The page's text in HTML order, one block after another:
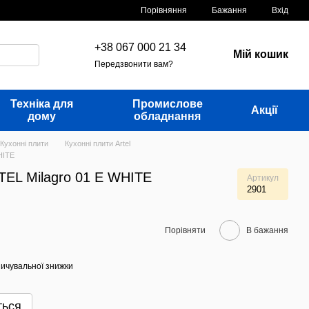
Порівняння Бажання Вхід
+38 067 000 21 34
Передзвонити вам?
Мій кошик
Техніка для
дому
Промислове
обладнання
Акції
Кухонні плити
Кухонні плити Artel
Milagro 01 E WHITE Артикул
2901
Порівняти В бажання
знижки